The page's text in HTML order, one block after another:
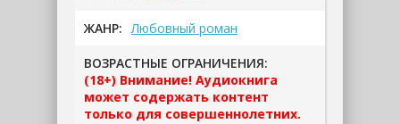
ЖАНР: Любовный роман
ВОЗРАСТНЫЕ ОГРАНИЧЕНИЯ:
(18+) Внимание! Аудиокнига
может содержать контент
только для совершеннолетних.